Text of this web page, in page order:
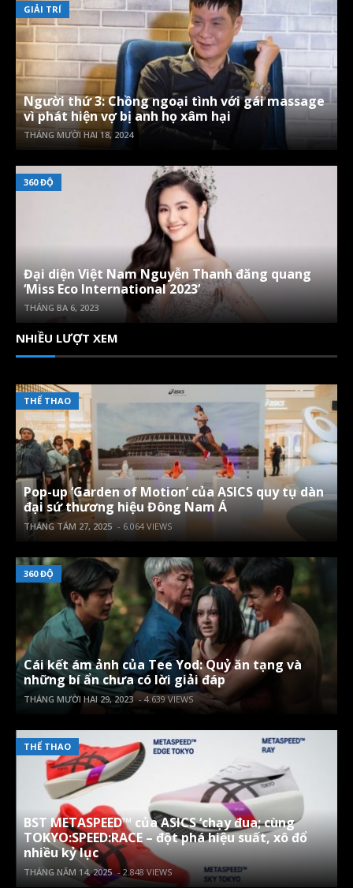
GIẢI TRÍ
Người thứ 3: Chồng ngoại tình với gái massage
vì phát hiện vợ bị anh họ xâm hại
THÁNG MƯỜI HAI 18, 2024
360 ĐỘ
Đại diện Việt Nam Nguyễn Thanh đăng quang
‘Miss Eco International 2023’
THÁNG BA 6, 2023
NHIỀU LƯỢT XEM
THỂ THAO
Pop-up ‘Garden of Motion’ của ASICS quy tụ dàn
đại sứ thương hiệu Đông Nam Á
THÁNG TÁM 27, 2025 - 6.064 VIEWS
360 ĐỘ
Cái kết ám ảnh của Tee Yod: Quỷ ăn tạng và
những bí ẩn chưa có lời giải đáp
THÁNG MƯỜI HAI 29, 2023 - 4.639 VIEWS
THỂ THAO
BST METASPEED™ của ASICS ‘chạy đua; cùng
TOKYO:SPEED:RACE – đột phá hiệu suất, xô đổ
nhiều kỷ lục
THÁNG NĂM 14, 2025 - 2.848 VIEWS